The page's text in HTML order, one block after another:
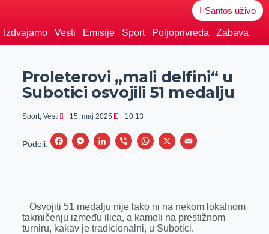
Santos uživo
Izdvajamo Vesti Emisije Sport Poljoprivreda Zabava
Proleterovi „mali delfini“ u
Subotici osvojili 51 medalju
Sport, Vesti 15. maj 2025. 10:13
Podeli:
F
b
o
M
e
n
L
e
d
V
r
W
s
A
X
E
l
Osvojiti 51 medalju nije lako ni na nekom lokalnom
takmičenju između ilica, a kamoli na prestižnom
turniru, kakav je tradicionalni, u Subotici.